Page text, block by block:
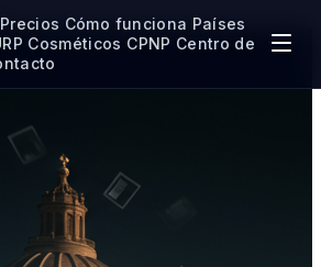
Precios Cómo funciona Países
Cosméticos CPNP Centro de